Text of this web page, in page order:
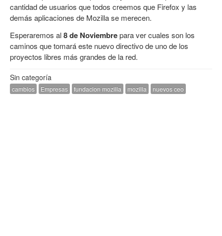
cantidad de usuarios que todos creemos que Firefox y las
demás aplicaciones de Mozilla se merecen.
Esperaremos al8 de Noviembrepara ver cuales son los
caminos que tomará este nuevo directivo de uno de los
proyectos libres más grandes de la red.
Sin categoría
cambios Empresas fundacion mozilla mozilla nuevos ceo